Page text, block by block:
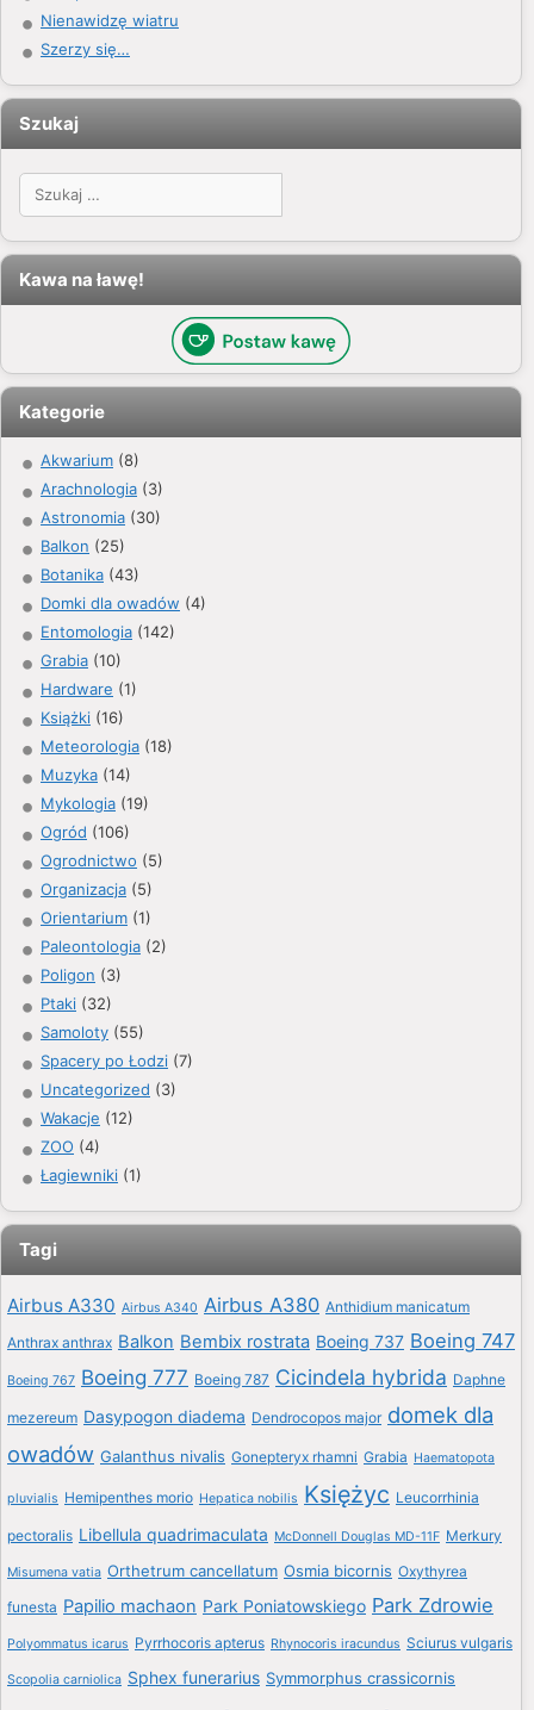
Nienawidzę wiatru
Szerzy się…
Szukaj
Szukaj:
Kawa na ławę!
Kategorie
Akwarium (8)
Arachnologia (3)
Astronomia (30)
Balkon (25)
Botanika (43)
Domki dla owadów (4)
Entomologia (142)
Grabia (10)
Hardware (1)
Książki (16)
Meteorologia (18)
Muzyka (14)
Mykologia (19)
Ogród (106)
Ogrodnictwo (5)
Organizacja (5)
Orientarium (1)
Paleontologia (2)
Poligon (3)
Ptaki (32)
Samoloty (55)
Spacery po Łodzi (7)
Uncategorized (3)
Wakacje (12)
ZOO (4)
Łagiewniki (1)
Tagi
Airbus A330 Airbus A340 Airbus A380 Anthidium manicatum
Anthrax anthrax Balkon Bembix rostrata Boeing 737 Boeing 747
Boeing 767 Boeing 777 Boeing 787 Cicindela hybrida Daphne
mezereum Dasypogon diadema Dendrocopos major domek dla
owadów Galanthus nivalis Gonepteryx rhamni Grabia Haematopota
pluvialis Hemipenthes morio Hepatica nobilis Księżyc Leucorrhinia
pectoralis Libellula quadrimaculata McDonnell Douglas MD-11F Merkury
Misumena vatia Orthetrum cancellatum Osmia bicornis Oxythyrea
funesta Papilio machaon Park Poniatowskiego Park Zdrowie
Polyommatus icarus Pyrrhocoris apterus Rhynocoris iracundus Sciurus vulgaris
Scopolia carniolica Sphex funerarius Symmorphus crassicornis